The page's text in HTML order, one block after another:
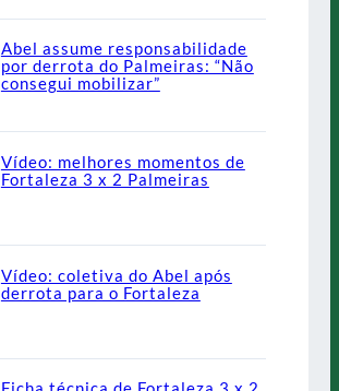
Abel assume responsabilidade
por derrota do Palmeiras: “Não
consegui mobilizar”
Vídeo: melhores momentos de
Fortaleza 3 x 2 Palmeiras
Vídeo: coletiva do Abel após
derrota para o Fortaleza